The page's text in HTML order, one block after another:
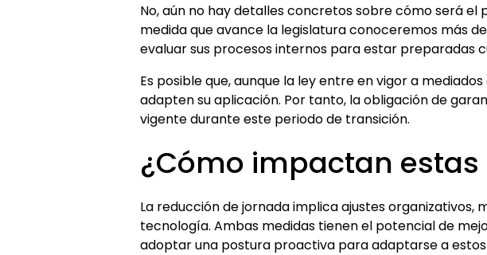
No, aún no hay detalles concretos sobre cómo será
medida que avance la legislatura conoceremos más
evaluar sus procesos internos para estar preparadas
Es posible que, aunque la ley entre en vigor a
adapten su aplicación. Por tanto, la obligación de
vigente durante este periodo de transición.
¿Cómo impactan
La reducción de jornada implica ajustes
tecnología. Ambas medidas tienen el potencial de
adoptar una postura proactiva para adaptarse a